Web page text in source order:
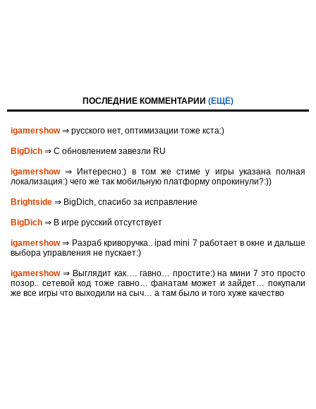
ПОСЛЕДНИЕ КОММЕНТАРИИ (ЕЩЁ)
igamershow⇒ русского нет, оптимизации тоже кста:)
BigDich ⇒ С обновлением завезли RU
igamershow⇒ Интересно:) в том же стиме у игры указана полная
локализация:) чего же так мобильную платформу опрокинули?:))
Brightside ⇒ BigDich, спасибо за исправление
BigDich ⇒ В игре русский отсутствует
igamershow⇒ Разраб криворучка.. ipad mini 7 работает в окне и дальше
выбора управления не пускает:)
igamershow⇒ Выглядит как…. гавно… простите:) на мини 7 это просто
позор.. сетевой код тоже гавно… фанатам может и зайдет… покупали
же все игры что выходили на сыч… а там было и того хуже качество